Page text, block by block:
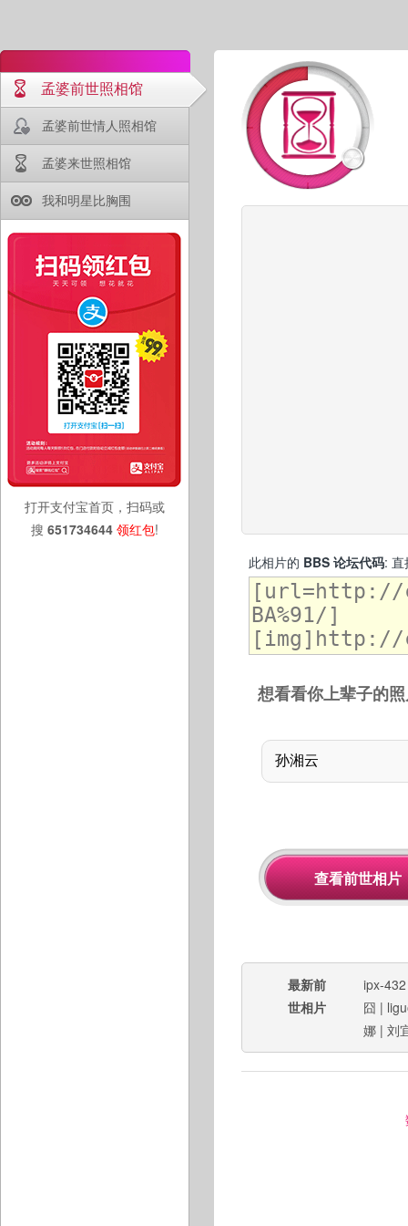
孟婆前世照相馆
孟婆前世情人照相馆
孟婆来世照相馆
我和明星比胸围
打开支付宝首页，扫码或
搜 651734644 领红包!
此相片的 BBS 论坛代码: 直
想看看你上辈子的
最新前
世相片
ipx-432
囧 |
娜 | 刘